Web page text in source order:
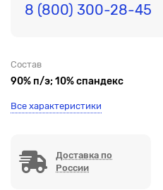
8 (800) 300-28-45
Состав
90% п/э; 10% спандекс
Все характеристики
Доставка по
России